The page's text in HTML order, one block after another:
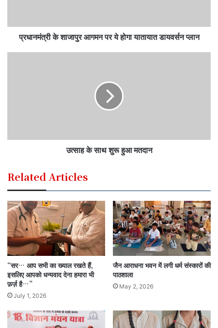
प्रधानमंत्री के शाजापुर आगमन पर ये होगा यातायात डायवर्सन प्लान
उत्साह के साथ शुरू हुआ मतदान
Related Articles
“सर… आप सभी का ख्याल रखते हैं,
इसलिए आपको धन्यवाद देना हमारा भी
फ़र्ज़ है…”
July 1, 2026
जैन आराधना भवन में लगी धर्म संस्कारों की
पाठशाला
May 2, 2026